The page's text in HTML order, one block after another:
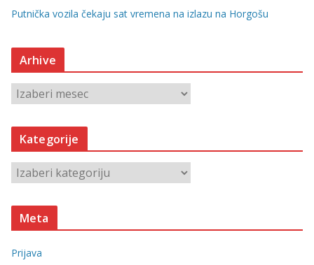
Putnička vozila čekaju sat vremena na izlazu na Horgošu
Arhive
r
h
v
Kategorije
a
t
o
Meta
Prijava